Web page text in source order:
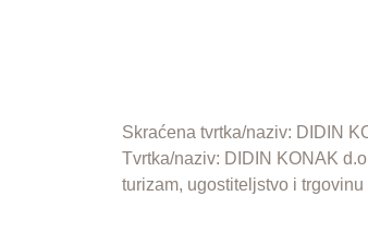
Skraćena tvrtka/naziv: DIDIN
Tvrtka/naziv: DIDIN KONAK
turizam, ugostiteljstvo i trgovinu